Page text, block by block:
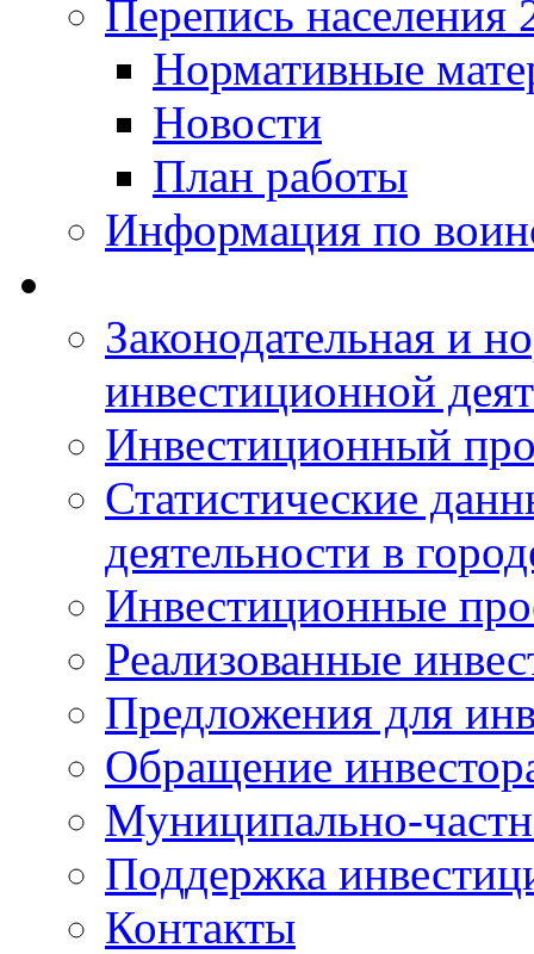
Перепись населения
Нормативные
Новости
План работы
Информация по
Законодательная и
инвестиционной
Инвестиционный
Статистические
деятельности в
Инвестиционные
Реализованные
Предложения для
Обращение
Муниципально-
Поддержка
Контакты